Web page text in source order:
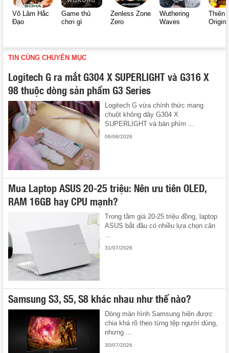
Võ Lâm Hắc
Đạo
Game thủ
chơi gì
Zenless Zone
Zero
Wuthering
Waves
Thiên
Origin
TIN CÙNG CHUYÊN MỤC
Logitech G ra mắt G304 X SUPERLIGHT và G316 X
98 thuộc dòng sản phẩm G3 Series
Logitech G vừa chính thức mang
chuột không dây G304 X
SUPERLIGHT và bàn phím ...
06/08/2026
Mua Laptop ASUS 20-25 triệu: Nên ưu tiên OLED,
RAM 16GB hay CPU mạnh?
Trong tầm giá 20-25 triệu đồng, laptop
ASUS bắt đầu có nhiều lựa chọn cân
31/07/2026
Samsung S3, S5, S8 khác nhau như thế nào?
Dòng màn hình Samsung hiện được
chia khá rõ theo từng tệp người dùng,
nhưng ...
30/07/2026